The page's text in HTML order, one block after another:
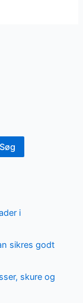
Søg
i
sikres godt
skure og